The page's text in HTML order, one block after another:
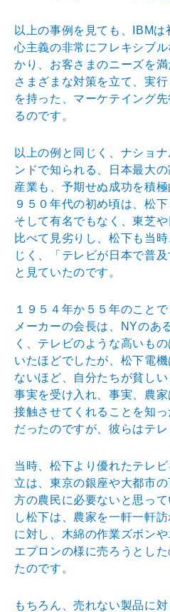
以上の事例を見ても、IBM
心主義の非常にフレキシブ
かり、お客さまのニーズを
さまざまな対策を立て、実
を持った、マーケテイング
るのです。
以上の例と同じく、ナショ
ンドで知られる、日本最大
産業も、予期せぬ成功を積
９５０年代の初め頃は、松
そして有名でもなく、東芝
比べて見劣りし、松下も当
じく、「テレビが日本で普
と見ていたのです。
１９５４年か５５年のこと
メーカーの会長は、NYのあ
く、テレビのような高いも
いたほどでしたが、松下電
ないほど、自分たちが貧し
事実を受け入れ、事実、農
接触させてくれることを知
だったのですが、彼らはテレ
当時、松下より優れたテレ
立は、東京の銀座や大都市
方の農民に必要ないと思っ
し松下は、農家を一軒一軒
に対し、木綿の作業ズボン
エプロンの様に売ろうとし
たのです。
もちろん、売れない製品に